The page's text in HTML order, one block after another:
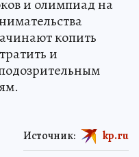
и олимпиад на
копить
и
Источник: kp.ru